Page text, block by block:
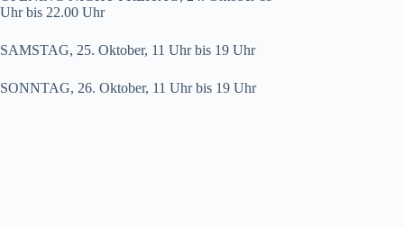
Uhr bis 22.00 Uhr
SAMSTAG, 25. Oktober, 11 Uhr bis 19 Uhr
SONNTAG, 26. Oktober, 11 Uhr bis 19 Uhr